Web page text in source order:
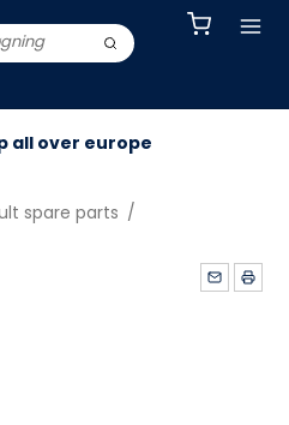
all over europe
spare parts /